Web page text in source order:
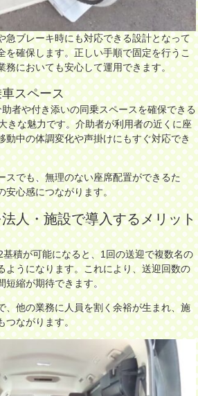
急ブレーキ時にも対応できる設計となって
を確保します。正しい手順で固定を行うこ
務においても安心して運用できます。
スペース
者や付き添いの同乗スペースを確保できる
きな魅力です。介助者が利用者の近くに座
動中の体調変化や声掛けにもすぐ対応でき
スでも、無理のない座席配置ができるた
安心感につながります。
人・施設で導入するメリット
積が可能になると、1回の送迎で複数名の
ようになります。これにより、送迎回数の
短縮が期待できます。
、他の業務に人員を割く余裕が生まれ、施
つながります。